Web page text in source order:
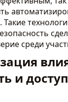
Такие
среди
и